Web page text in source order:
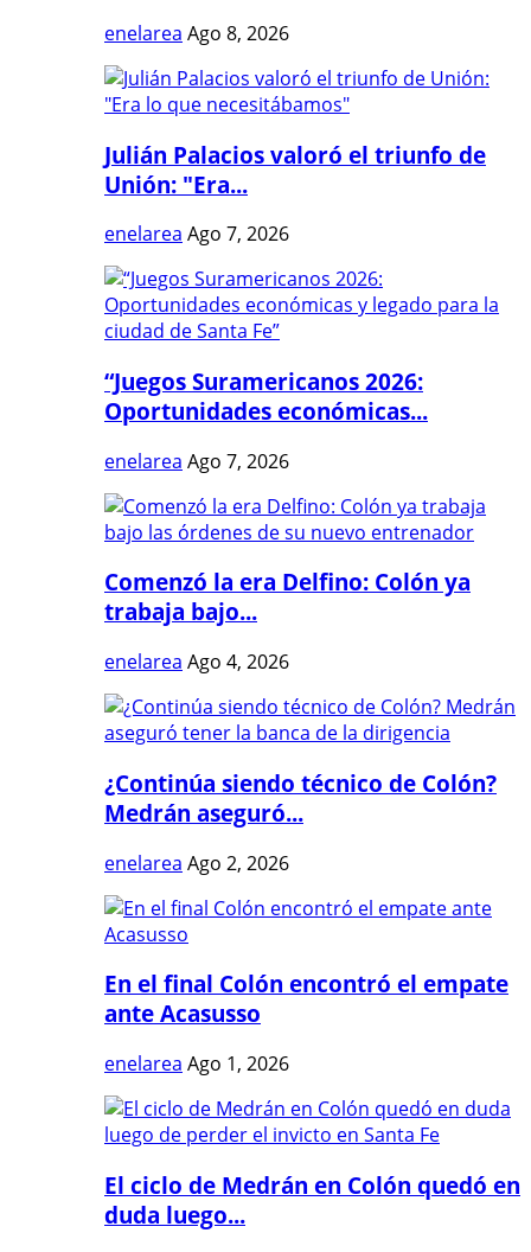
enelarea Ago 8, 2026
Julián Palacios valoró el triunfo de
Unión: "Era...
enelarea Ago 7, 2026
“Juegos Suramericanos 2026:
Oportunidades económicas...
enelarea Ago 7, 2026
Comenzó la era Delfino: Colón ya
trabaja bajo...
enelarea Ago 4, 2026
¿Continúa siendo técnico de Colón?
Medrán aseguró...
enelarea Ago 2, 2026
En el final Colón encontró el empate
ante Acasusso
enelarea Ago 1, 2026
El ciclo de Medrán en Colón quedó en
duda luego...